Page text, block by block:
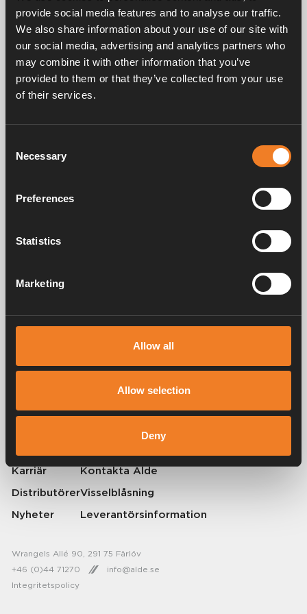
provide social media features and to analyse our traffic.
We also share information about your use of our site with
our social media, advertising and analytics partners who
may combine it with other information that you’ve
provided to them or that they’ve collected from your use
of their services.
Selection
Necessary
Preferences
Statistics
Marketing
Allow all
Allow selection
Deny
Ø 22 mm.
Manualer & dokument
Alde har skapat hemkänsla sedan 1966 i form av att tillverka
värmesystem för husbilar och husvagnar. Redan då förstod vi hur
viktigt det är att ta med sig hemmets komfort på resan. Med Alde känns
Karriär
Distributörer
Nyheter
Kontakta Alde
Visselblåsning
Leverantörsinformation
Integritetspolicy
Wrangels Allé 90, 291 75 Färlöv
+46 (0)44 71270
info@alde.se